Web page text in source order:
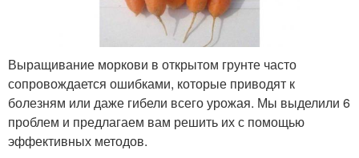
Выращивание моркови в открытом грунте часто
сопровождается ошибками, которые приводят к
болезням или даже гибели всего урожая. Мы выделили 6
проблем и предлагаем вам решить их с помощью
эффективных методов.